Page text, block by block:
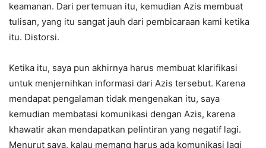
keamanan. Dari pertemuan itu, kemudian Azis membuat
tulisan, yang itu sangat jauh dari pembicaraan kami ketika
itu. Distorsi.
Ketika itu, saya pun akhirnya harus membuat klarifikasi
untuk menjernihkan informasi dari Azis tersebut. Karena
mendapat pengalaman tidak mengenakan itu, saya
kemudian membatasi komunikasi dengan Azis, karena
khawatir akan mendapatkan pelintiran yang negatif lagi.
Menurut saya, kalau memang harus ada komunikasi lagi